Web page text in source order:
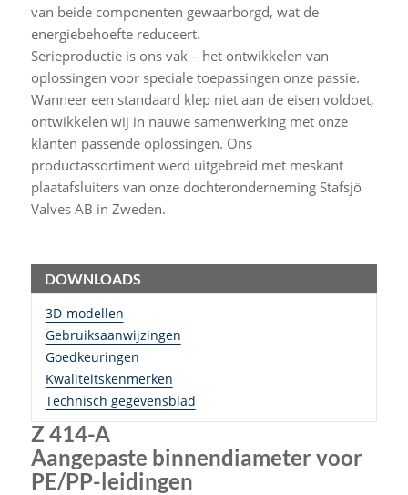
van beide componenten gewaarborgd, wat de
energiebehoefte reduceert.
Serieproductie is ons vak – het ontwikkelen van
oplossingen voor speciale toepassingen onze passie.
Wanneer een standaard klep niet aan de eisen voldoet,
ontwikkelen wij in nauwe samenwerking met onze
klanten passende oplossingen. Ons
productassortiment werd uitgebreid met meskant
plaatafsluiters van onze dochteronderneming Stafsjö
Valves AB in Zweden.
DOWNLOADS
3D-modellen
Gebruiksaanwijzingen
Goedkeuringen
Kwaliteitskenmerken
Technisch gegevensblad
Z 414-A
Aangepaste binnendiameter voor
PE/PP-leidingen